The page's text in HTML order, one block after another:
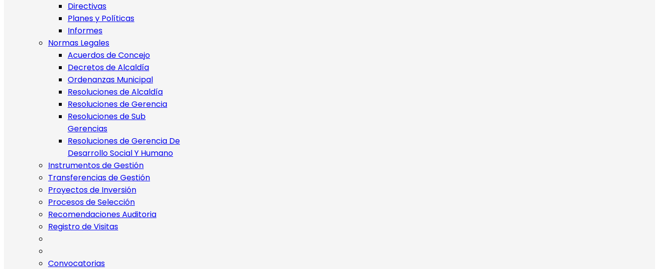
Directivas
Planes y Políticas
Informes
Normas Legales
Acuerdos de Concejo
Decretos de Alcaldía
Ordenanzas Municipal
Resoluciones de Alcaldía
Resoluciones de Gerencia
Resoluciones de Sub
Gerencias
Resoluciones de Gerencia De
Desarrollo Social Y Humano
Instrumentos de Gestión
Transferencias de Gestión
Proyectos de Inversión
Procesos de Selección
Recomendaciones Auditoria
Registro de Visitas
Convocatorias